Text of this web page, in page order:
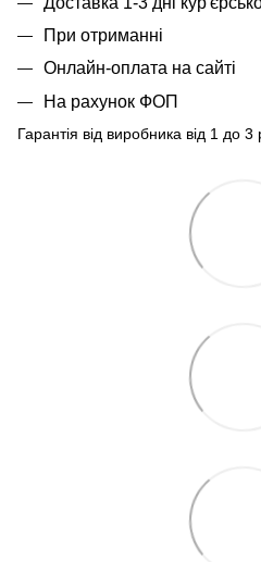
При отриманні
Онлайн-оплата на сайті
На рахунок ФОП
Гарантія від виробника від 1 до 3